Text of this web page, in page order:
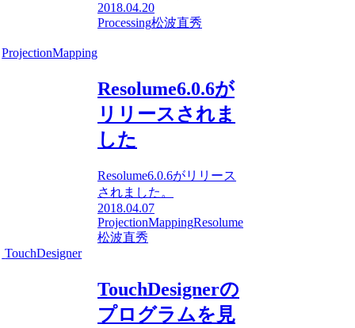
2018.04.20
Processing松波直秀
ProjectionMapping
Resolume6.0.6が
リリースされま
した
Resolume6.0.6がリリース
されました。
2018.04.07
ProjectionMappingResolume
松波直秀
TouchDesigner
TouchDesignerの
プログラムを見